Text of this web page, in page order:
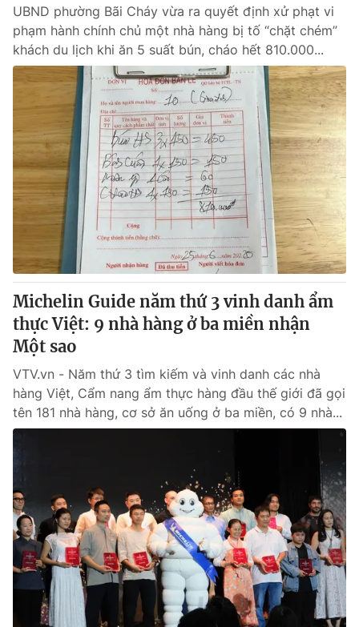
UBND phường Bãi Cháy vừa ra quyết định xử phạt vi
phạm hành chính chủ một nhà hàng bị tố “chặt chém”
khách du lịch khi ăn 5 suất bún, cháo hết 810.000...
Michelin Guide năm thứ 3 vinh danh ẩm
thực Việt: 9 nhà hàng ở ba miền nhận
Một sao
VTV.vn - Năm thứ 3 tìm kiếm và vinh danh các nhà
hàng Việt, Cẩm nang ẩm thực hàng đầu thế giới đã gọi
tên 181 nhà hàng, cơ sở ăn uống ở ba miền, có 9 nhà...